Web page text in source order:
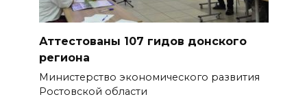
трем хуторам по нацпроекту
07 августа 2026 15:50
стать городом с населением
Аттестованы 107 гидов донского
региона
Министерство экономического развития
Ростовской области